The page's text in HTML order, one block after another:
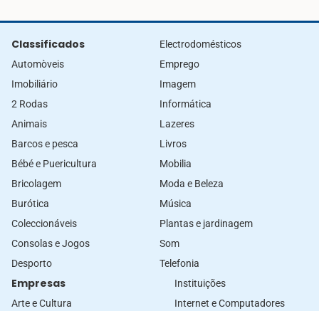
Classificados
Automòveis
Imobiliário
2 Rodas
Animais
Barcos e pesca
Bébé e Puericultura
Bricolagem
Burótica
Coleccionáveis
Consolas e Jogos
Desporto
Electrodomésticos
Emprego
Imagem
Informática
Lazeres
Livros
Mobilia
Moda e Beleza
Música
Plantas e jardinagem
Som
Telefonia
Empresas
Arte e Cultura
Instituições
Internet e Computadores